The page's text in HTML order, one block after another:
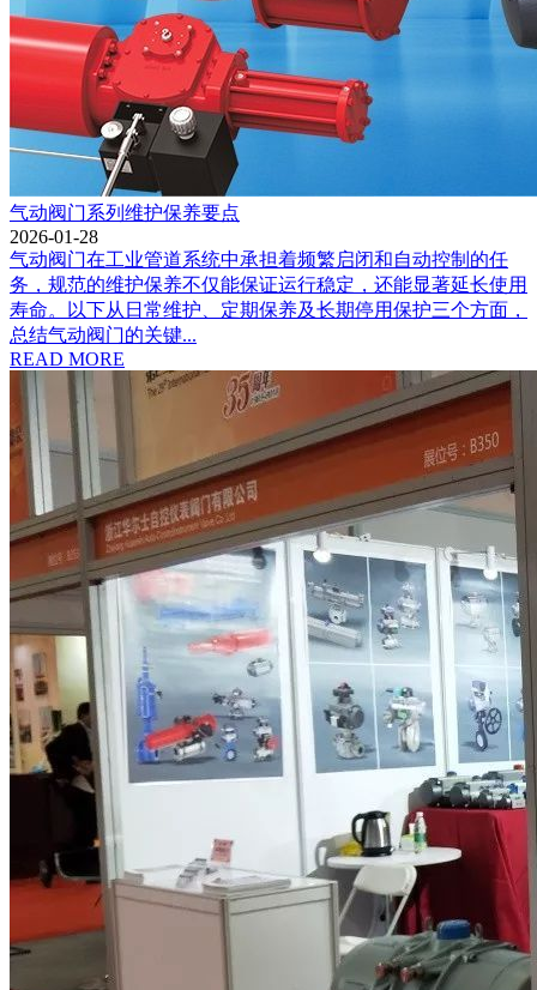
气动阀门系列维护保养要点
2026-01-28
气动阀门在工业管道系统中承担着频繁启闭和自动控制的任
务，规范的维护保养不仅能保证运行稳定，还能显著延长使用
寿命。以下从日常维护、定期保养及长期停用保护三个方面，
总结气动阀门的关键...
READ MORE